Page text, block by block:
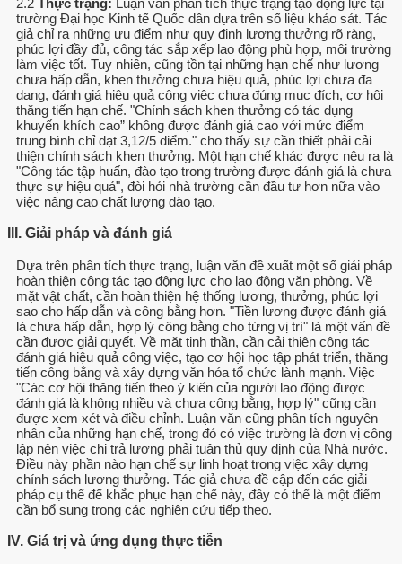
trường Đại học Kinh tế Quốc dân dựa trên số liệu khảo sát. Tác
giả chỉ ra những ưu điểm như quy định lương thưởng rõ ràng,
phúc lợi đầy đủ, công tác sắp xếp lao động phù hợp, môi trường
làm việc tốt. Tuy nhiên, cũng tồn tại những hạn chế như lương
chưa hấp dẫn, khen thưởng chưa hiệu quả, phúc lợi chưa đa
dạng, đánh giá hiệu quả công việc chưa đúng mục đích, cơ hội
thăng tiến hạn chế. "Chính sách khen thưởng có tác dụng
khuyến khích cao” không được đánh giá cao với mức điểm
trung bình chỉ đạt 3,12/5 điểm." cho thấy sự cần thiết phải cải
thiện chính sách khen thưởng. Một hạn chế khác được nêu ra là
"Công tác tập huấn, đào tạo trong trường được đánh giá là chưa
thực sự hiệu quả", đòi hỏi nhà trường cần đầu tư hơn nữa vào
việc nâng cao chất lượng đào tạo.
III. Giải pháp và đánh giá
Dựa trên phân tích thực trạng, luận văn đề xuất một số giải pháp
hoàn thiện công tác tạo động lực cho lao động văn phòng. Về
mặt vật chất, cần hoàn thiện hệ thống lương, thưởng, phúc lợi
sao cho hấp dẫn và công bằng hơn. "Tiền lương được đánh giá
là chưa hấp dẫn, hợp lý công bằng cho từng vị trí" là một vấn đề
cần được giải quyết. Về mặt tinh thần, cần cải thiện công tác
đánh giá hiệu quả công việc, tạo cơ hội học tập phát triển, thăng
tiến công bằng và xây dựng văn hóa tổ chức lành mạnh. Việc
"Các cơ hội thăng tiến theo ý kiến của người lao động được
đánh giá là không nhiều và chưa công bằng, hợp lý" cũng cần
được xem xét và điều chỉnh. Luận văn cũng phân tích nguyên
nhân của những hạn chế, trong đó có việc trường là đơn vị công
lập nên việc chi trả lương phải tuân thủ quy định của Nhà nước.
Điều này phần nào hạn chế sự linh hoạt trong việc xây dựng
chính sách lương thưởng. Tác giả chưa đề cập đến các giải
pháp cụ thể để khắc phục hạn chế này, đây có thể là một điểm
cần bổ sung trong các nghiên cứu tiếp theo.
IV. Giá trị và ứng dụng thực tiễn